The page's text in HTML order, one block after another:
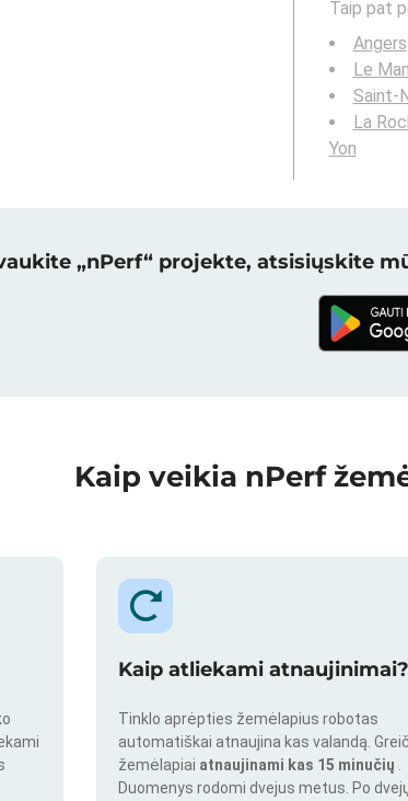
Taip pat
Angers
Le
Saint-
La
Yon
„nPerf“ projekte, atsisiųskite
Kaip veikia nPerf
Kaip atliekami atnaujinimai?
Tinklo aprėpties žemėlapius robotas
automatiškai atnaujina kas valandą.
žemėlapiai atnaujinami kas 15 minučių
Duomenys rodomi dvejus metus. Po